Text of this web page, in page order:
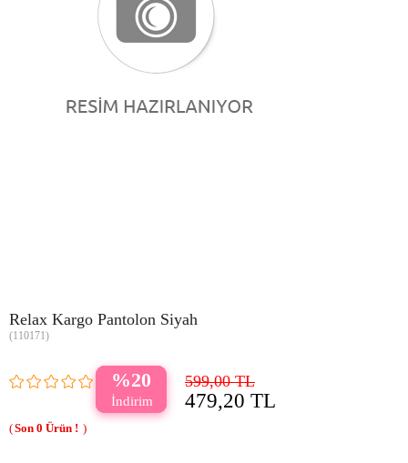
Relax Kargo Pantolon Siyah
(110171)
20 599,00 TL
479,20 TL
0